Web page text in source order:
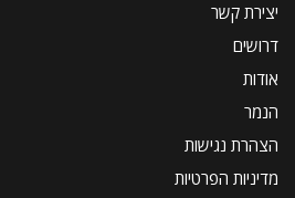
יצירת קשר
דרושים
אודות
הנמר
הצהרת נגישות
מדיניות הפרטיות